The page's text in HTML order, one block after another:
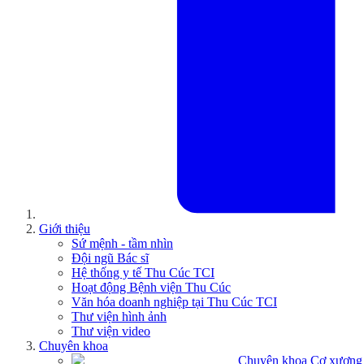
Giới thiệu
Sứ mệnh - tầm nhìn
Đội ngũ Bác sĩ
Hệ thống y tế Thu Cúc TCI
Hoạt động Bệnh viện Thu Cúc
Văn hóa doanh nghiệp tại Thu Cúc TCI
Thư viện hình ảnh
Thư viện video
Chuyên khoa
Chuyên khoa Cơ